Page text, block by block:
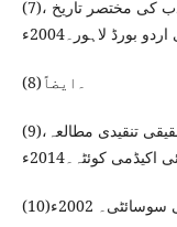
(7)۔ڈاکٹر عبدالرحمٰن براہوئی۔ براہوئی زبان و ادب کی مختصر تاریخ ،
بورڈ لاہور۔2004ء
(8)۔ایضاً
(9)۔عبدالقیوم بیدار۔براہوئی نسائی ادب، تحقیقی تنقیدی مطالعہ،
اکیڈمی کوئٹہ۔2014ء
2002ء